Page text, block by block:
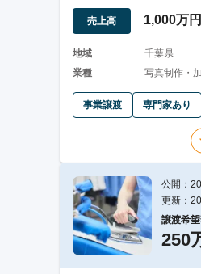
人気スタジオ◎
売上高 1,000万
地域
千葉県
業種
写真制作・
事業譲渡 専門家あり
公開：
更新：
譲渡希
250